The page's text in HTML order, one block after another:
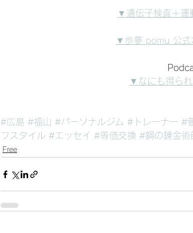
▼遺伝子検査＋運
▼歩夢 pomu 公式
▼なにも得ら
#広島 #福山 #パーソナルジム #トレーナー #
フスタイル #エッセイ #等価交換 #鋼の錬金術
Free